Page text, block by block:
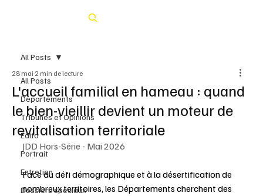
All Posts
Départements
Tribunes et Opinions
Édito
Portrait
Entretien
Dossiers spéciaux
All Posts
L'accueil familial en hameau : quand
le bien-vieillir devient un moteur de
revitalisation territoriale
28 mai 2 min de lecture
JDD Hors-Série - Mai 2026
Face au défi démographique et à la désertification de
nombreux territoires, les Départements cherchent des